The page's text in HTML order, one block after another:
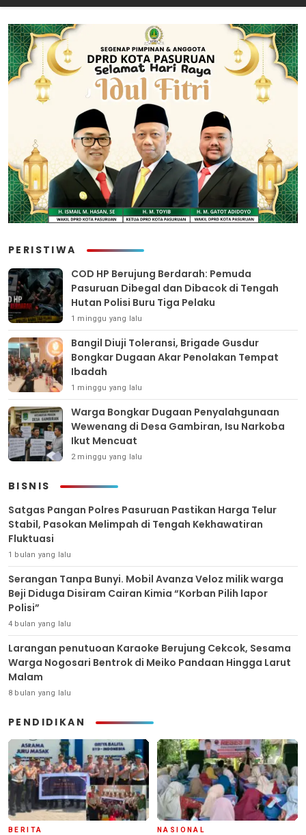
PERISTIWA
COD HP Berujung Berdarah: Pemuda
Pasuruan Dibegal dan Dibacok di Tengah
Hutan Polisi Buru Tiga Pelaku
1 minggu yang lalu
Bangil Diuji Toleransi, Brigade Gusdur
Bongkar Dugaan Akar Penolakan Tempat
Ibadah
1 minggu yang lalu
Warga Bongkar Dugaan Penyalahgunaan
Wewenang di Desa Gambiran, Isu Narkoba
Ikut Mencuat
2 minggu yang lalu
BISNIS
Satgas Pangan Polres Pasuruan Pastikan Harga Telur
Stabil, Pasokan Melimpah di Tengah Kekhawatiran
Fluktuasi
1 bulan yang lalu
Serangan Tanpa Bunyi. Mobil Avanza Veloz milik warga
Beji Diduga Disiram Cairan Kimia “Korban Pilih lapor
Polisi”
4 bulan yang lalu
Larangan penutuoan Karaoke Berujung Cekcok, Sesama
Warga Nogosari Bentrok di Meiko Pandaan Hingga Larut
Malam
8 bulan yang lalu
PENDIDIKAN
BERITA NASIONAL